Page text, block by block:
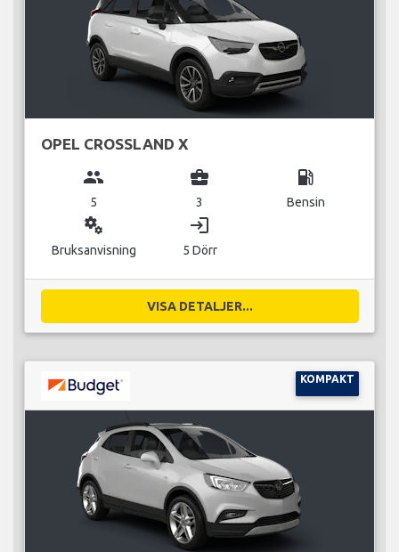
OPEL CROSSLAND X
group
5
business_center
3
local_gas_station
Bensin
miscellaneous_services
Bruksanvisning
login
5 Dörr
VISA DETALJER...
KOMPAKT